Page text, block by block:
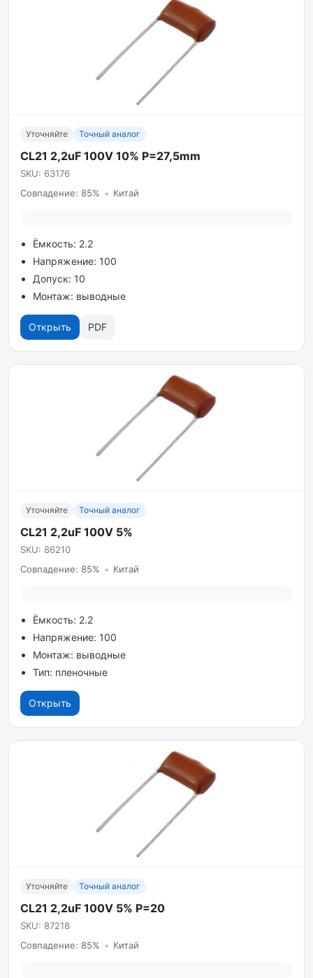
Уточняйте Точный аналог
CL21 2,2uF 100V 10% P=27,5mm
SKU: 63176
Совпадение: 85% • Китай
Ёмкость: 2.2
Напряжение: 100
Допуск: 10
Монтаж: выводные
Открыть PDF
Уточняйте Точный аналог
CL21 2,2uF 100V 5%
SKU: 86210
Совпадение: 85% • Китай
Ёмкость: 2.2
Напряжение: 100
Монтаж: выводные
Тип: пленочные
Открыть
Уточняйте Точный аналог
CL21 2,2uF 100V 5% P=20
SKU: 87218
Совпадение: 85% • Китай